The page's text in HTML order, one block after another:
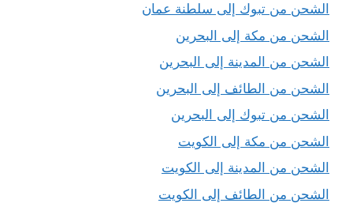
الشحن من تبوك إلى سلطنة عمان
الشحن من مكة إلى البحرين
الشحن من المدينة إلى البحرين
الشحن من الطائف إلى البحرين
الشحن من تبوك إلى البحرين
الشحن من مكة إلى الكويت
الشحن من المدينة إلى الكويت
الشحن من الطائف إلى الكويت